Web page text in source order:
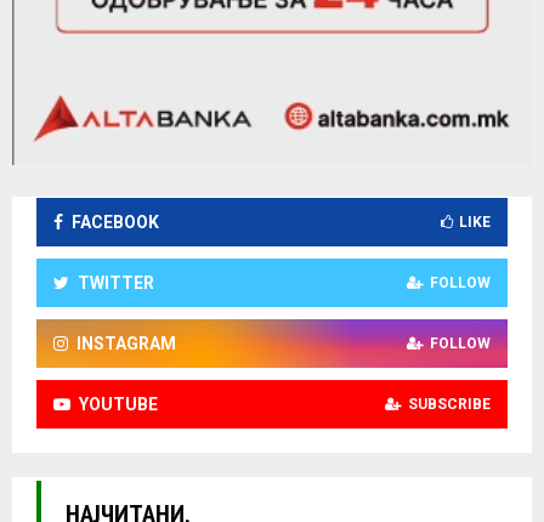
FACEBOOK LIKE
TWITTER FOLLOW
INSTAGRAM FOLLOW
YOUTUBE SUBSCRIBE
НАЈЧИТАНИ.